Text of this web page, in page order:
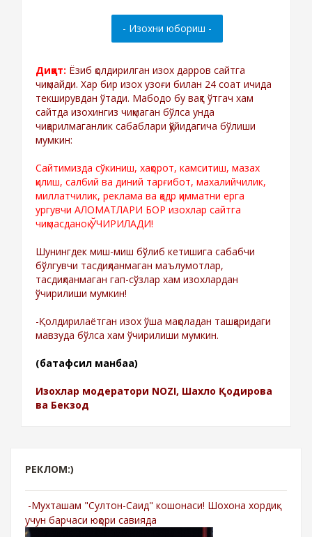
Диққат: Ёзиб қолдирилган изох дарров сайтга
чиқмайди. Хар бир изох узоғи билан 24 соат ичида
текширувдан ўтади. Мабодо бу вақт ўтгач хам
сайтда изохингиз чиқмаган бўлса унда
чиқарилмаганлик сабаблари қўйидагича бўлиши
мумкин:
Сайтимизда сўкиниш, хақорот, камситиш, мазах
қилиш, салбий ва диний тарғибот, махалийчилик,
миллатчилик, реклама ва қадр қимматни ерга
ургувчи АЛОМАТЛАРИ БОР изохлар сайтга
чиқмасданоқ ЎЧИРИЛАДИ!
Шунингдек миш-миш бўлиб кетишига сабабчи
бўлгувчи тасдиқланмаган маълумотлар,
тасдиқланмаган гап-сўзлар хам изохлардан
ўчирилиши мумкин!
-Қолдирилаётган изох ўша мақоладан ташқаридаги
мавзуда бўлса хам ўчирилиши мумкин.
(батафсил манбаа)
Изохлар модератори NOZI, Шахло Қодирова
ва Бекзод
РЕКЛОМ:)
-Мухташам "Султон-Саид" кошонаси! Шохона хордиқ
учун барчаси юқори савияда